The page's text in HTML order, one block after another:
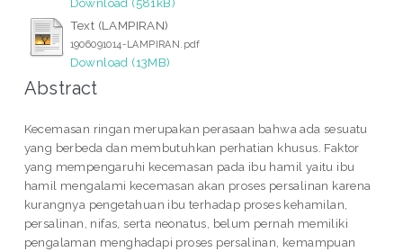
Text (LAMPIRAN)
1906091014-LAMPIRAN.pdf
Download (13MB)
Abstract
Kecemasan ringan merupakan perasaan bahwa ada sesuatu
yang berbeda dan membutuhkan perhatian khusus. Faktor
yang mempengaruhi kecemasan pada ibu hamil yaitu ibu
hamil mengalami kecemasan akan proses persalinan karena
kurangnya pengetahuan ibu terhadap proses kehamilan,
persalinan, nifas, serta neonatus, belum pernah memiliki
pengalaman menghadapi proses persalinan, kemampuan